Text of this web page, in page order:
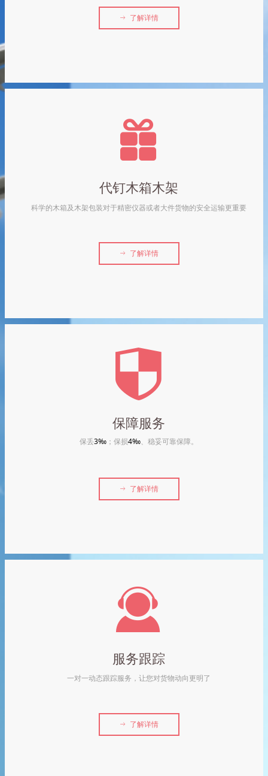
ꁹ 了解详情
끣
ꁹ 了解详情
代钉木箱木架
科学的木箱及木架包装对于精密仪器或者大件货物的安全运输更重要
뀘
ꁹ 了解详情
保障服务
保丢3‰ ；保损4‰、稳妥可靠保障。
服务跟踪
ꁹ 了解详情
끤
一对一动态跟踪服务，让您对货物动向更明了